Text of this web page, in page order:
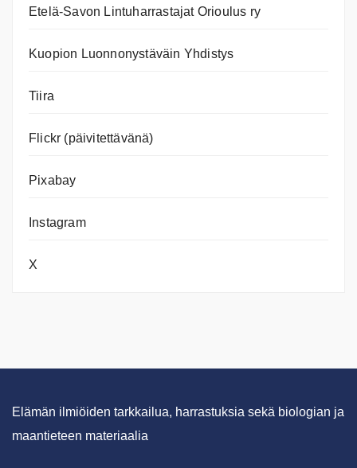
Etelä-Savon Lintuharrastajat Orioulus ry
Kuopion Luonnonystäväin Yhdistys
Tiira
Flickr (päivitettävänä)
Pixabay
Instagram
X
Elämän ilmiöiden tarkkailua, harrastuksia sekä biologian ja
maantieteen materiaalia